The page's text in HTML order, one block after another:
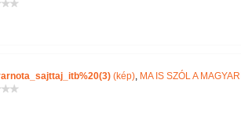
(kép), MA IS SZÓL A